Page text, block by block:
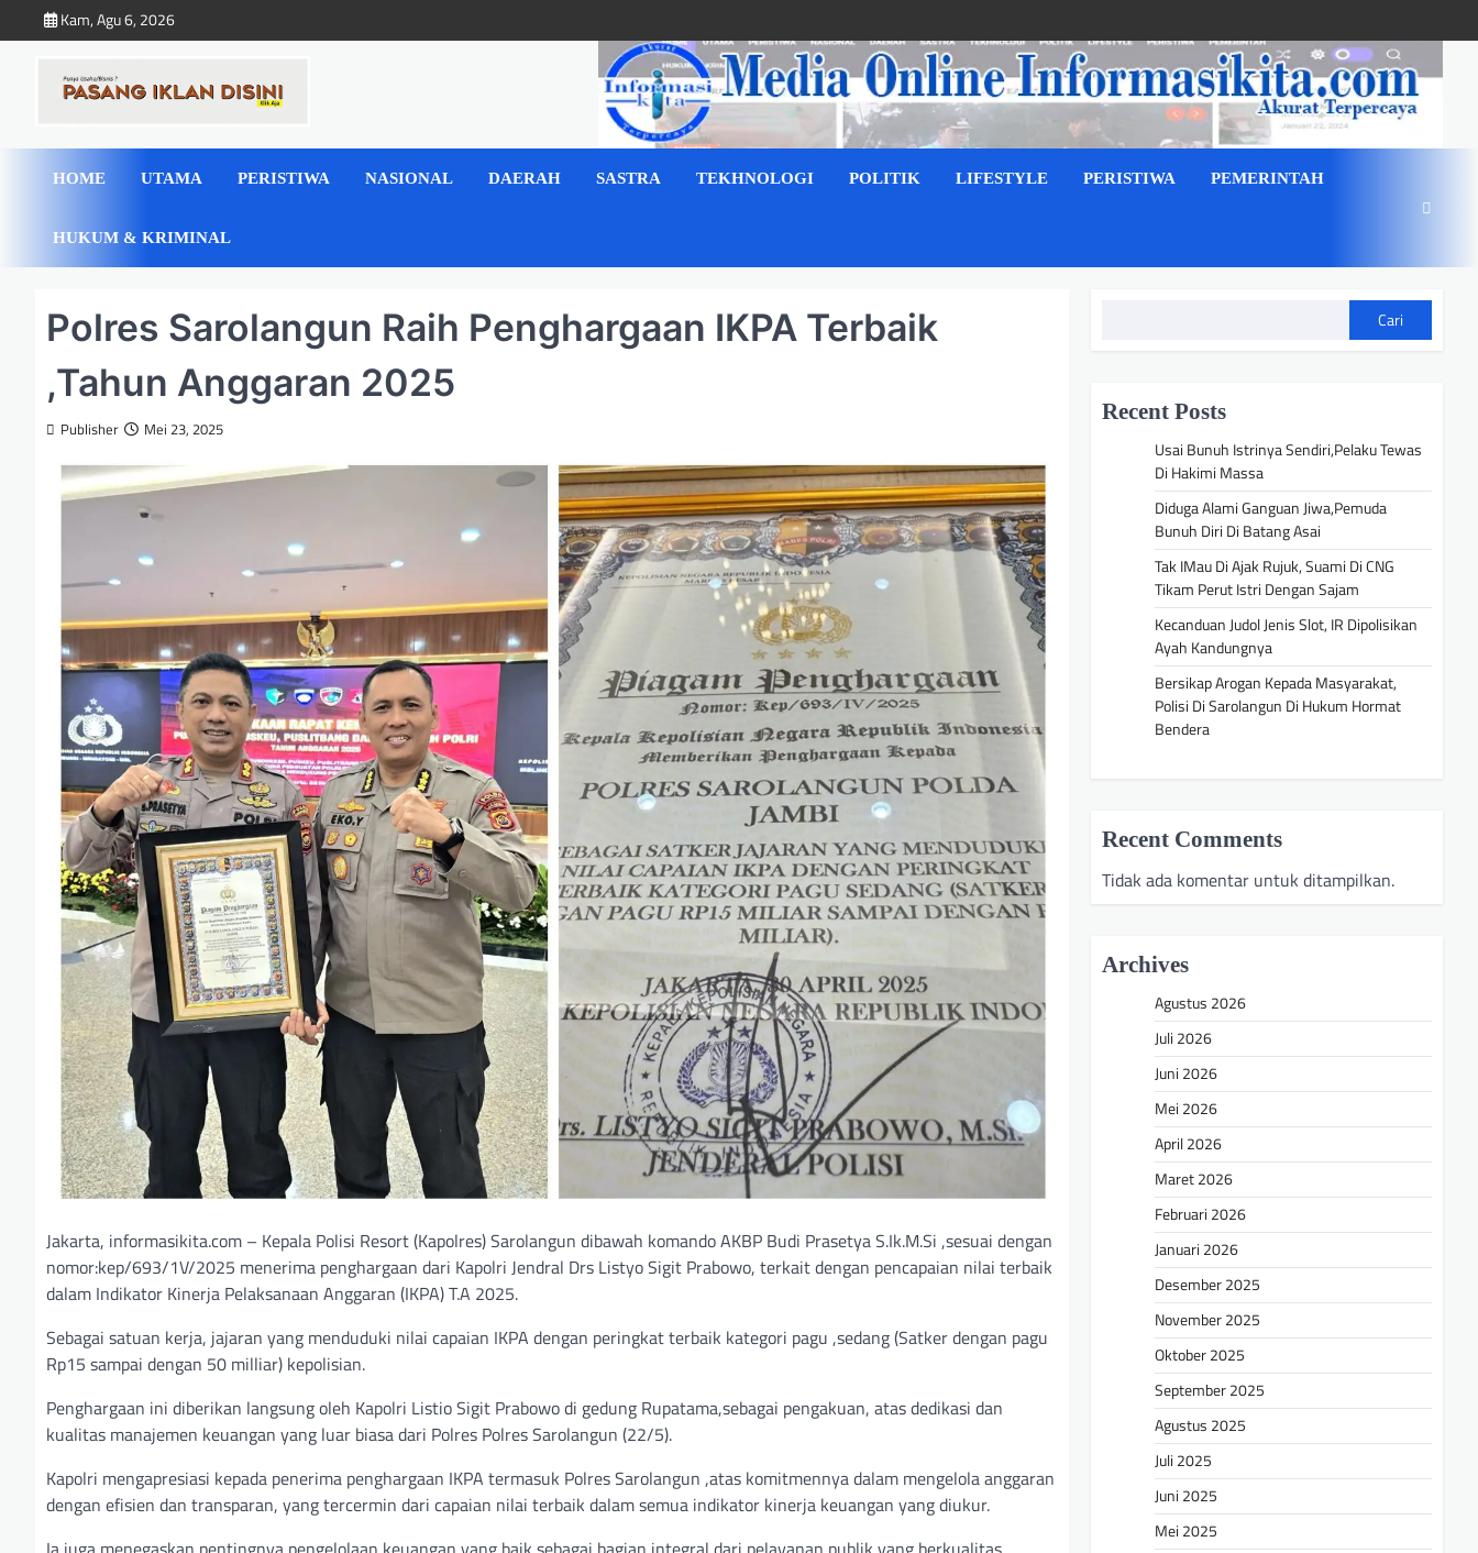
to
Kam, Agu 6, 2026
HOME UTAMA PERISTIWA NASIONAL DAERAH SASTRA TEKHNOLOGI POLITIK LIFESTYLE PERISTIWA PEMERINTAH
HUKUM & KRIMINAL
Polres Sarolangun Raih Penghargaan IKPA Terbaik
,Tahun Anggaran 2025
Publisher Mei 23, 2025
Jakarta, informasikita.com – Kepala Polisi Resort (Kapolres) Sarolangun dibawah komando AKBP Budi Prasetya S.Ik.M.Si ,sesuai dengan
nomor:kep/693/1V/2025 menerima penghargaan dari Kapolri Jendral Drs Listyo Sigit Prabowo, terkait dengan pencapaian nilai terbaik
dalam Indikator Kinerja Pelaksanaan Anggaran (IKPA) T.A 2025.
Sebagai satuan kerja, jajaran yang menduduki nilai capaian IKPA dengan peringkat terbaik kategori pagu ,sedang (Satker dengan pagu
Rp15 sampai dengan 50 milliar) kepolisian.
Penghargaan ini diberikan langsung oleh Kapolri Listio Sigit Prabowo di gedung Rupatama,sebagai pengakuan, atas dedikasi dan
kualitas manajemen keuangan yang luar biasa dari Polres Polres Sarolangun (22/5).
Kapolri mengapresiasi kepada penerima penghargaan IKPA termasuk Polres Sarolangun ,atas komitmennya dalam mengelola anggaran
dengan efisien dan transparan, yang tercermin dari capaian nilai terbaik dalam semua indikator kinerja keuangan yang diukur.
Cari
Recent Posts
Usai Bunuh Istrinya Sendiri,Pelaku Tewas
Di Hakimi Massa
Diduga Alami Ganguan Jiwa,Pemuda
Bunuh Diri Di Batang Asai
Tak IMau Di Ajak Rujuk, Suami Di CNG
Tikam Perut Istri Dengan Sajam
Kecanduan Judol Jenis Slot, IR Dipolisikan
Ayah Kandungnya
Bersikap Arogan Kepada Masyarakat,
Polisi Di Sarolangun Di Hukum Hormat
Bendera
Recent Comments
Tidak ada komentar untuk ditampilkan.
Archives
Agustus 2026
Juli 2026
Juni 2026
Mei 2026
April 2026
Maret 2026
Februari 2026
Januari 2026
Desember 2025
November 2025
Oktober 2025
September 2025
Agustus 2025
Juli 2025
Juni 2025
Mei 2025